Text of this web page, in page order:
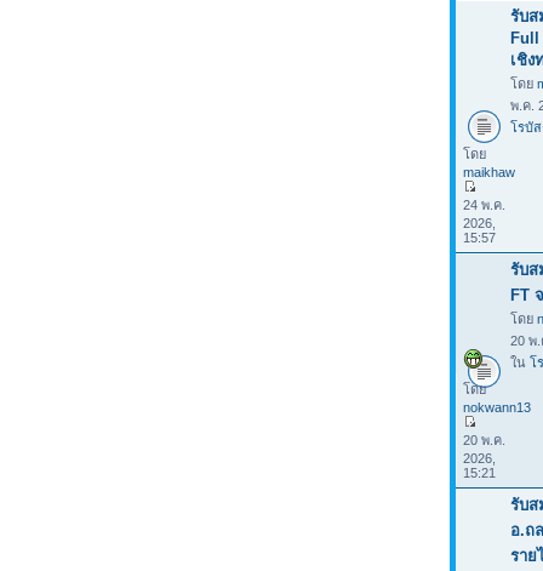
รับส
เชิง
โดย
พ.ค.
โรบั
โดย
maikhaw
24 พ.ค.
2026,
15:57
รับส
FT
โดย
20 พ.
ใน โ
โดย
nokwann13
20 พ.ค.
2026,
15:21
รับส
อ.ถ
ราย